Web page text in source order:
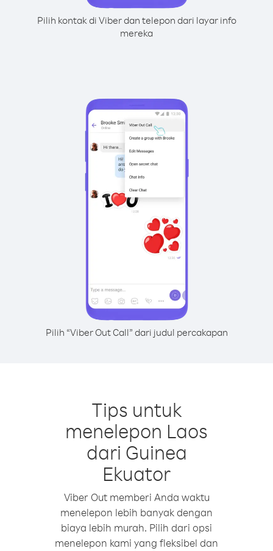
Pilih kontak di Viber dan telepon dari layar info
mereka
Pilih “Viber Out Call” dari judul percakapan
Tips untuk
menelepon Laos
dari Guinea
Ekuator
Viber Out memberi Anda waktu
menelepon lebih banyak dengan
biaya lebih murah. Pilih dari opsi
menelepon kami yang fleksibel dan